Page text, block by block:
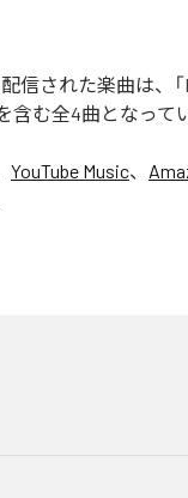
された楽曲は、「
含む全4曲となって
YouTube Music、